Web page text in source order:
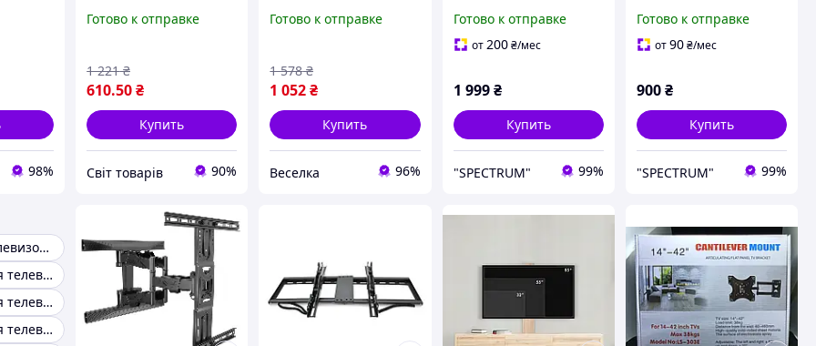
35 кг,
98%
настенный V499 для
с углом поворота 180
градусов
Готово к отправке
610.50₴
1 221 ₴
Купить
Cвіт товарів 90%
наклонный для стен
дюймов до 25 кг
черный FLAME
Готово к отправке
1 052₴
1 578 ₴
Купить
Веселка 96%
кронштейн Brateck
LPA52-466 Настенное
для телевизора
Готово к отправке
от200 ₴/мес
1 999 ₴
Купить
"SPECTRUM" 99%
кронштейн Brateck
LDA40-443 Крепления
Готово к отправке
от90₴/мес
900₴
Купить
"SPECTRUM" 99%
Кронштейн телевизора
Кронштейн для телевизора 65
Кронштейн для телевизора поворотный 360 градусов
Кронштейн для телевизора поворотный выдвижной